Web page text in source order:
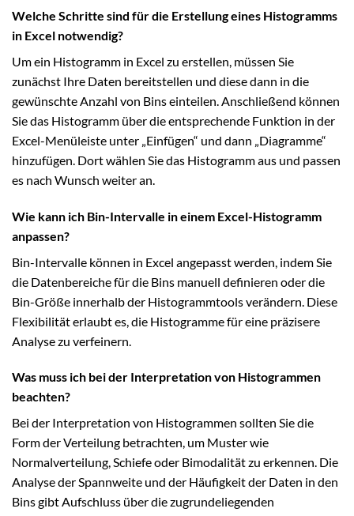
Welche Schritte sind für die Erstellung eines Histogramms
in Excel notwendig?
Um ein Histogramm in Excel zu erstellen, müssen Sie
zunächst Ihre Daten bereitstellen und diese dann in die
gewünschte Anzahl von Bins einteilen. Anschließend können
Sie das Histogramm über die entsprechende Funktion in der
Excel-Menüleiste unter „Einfügen“ und dann „Diagramme“
hinzufügen. Dort wählen Sie das Histogramm aus und passen
es nach Wunsch weiter an.
Wie kann ich Bin-Intervalle in einem Excel-Histogramm
anpassen?
Bin-Intervalle können in Excel angepasst werden, indem Sie
die Datenbereiche für die Bins manuell definieren oder die
Bin-Größe innerhalb der Histogrammtools verändern. Diese
Flexibilität erlaubt es, die Histogramme für eine präzisere
Analyse zu verfeinern.
Was muss ich bei der Interpretation von Histogrammen
beachten?
Bei der Interpretation von Histogrammen sollten Sie die
Form der Verteilung betrachten, um Muster wie
Normalverteilung, Schiefe oder Bimodalität zu erkennen. Die
Analyse der Spannweite und der Häufigkeit der Daten in den
Bins gibt Aufschluss über die zugrundeliegenden